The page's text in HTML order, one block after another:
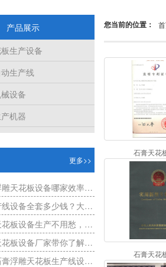
您当前的位置：
石膏天花
石膏天花
产品展示
生产设备
生产线
设备
机器
更多>>
板设备哪家效率高？来看看大岭
全套多少钱？大岭生产厂家介绍
生产不用愁，山东厂家机器来帮你！
带你了解，现代吊顶是如何“智造”出来的！
花板生产线设备厂家怎么选更靠谱？